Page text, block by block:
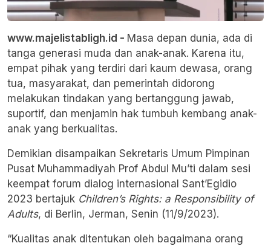
www.majelistabligh.id - Masa depan dunia, ada di
tanga generasi muda dan anak-anak. Karena itu,
empat pihak yang terdiri dari kaum dewasa, orang
tua, masyarakat, dan pemerintah didorong
melakukan tindakan yang bertanggung jawab,
suportif, dan menjamin hak tumbuh kembang anak-
anak yang berkualitas.
Demikian disampaikan Sekretaris Umum Pimpinan
Pusat Muhammadiyah Prof Abdul Mu’ti dalam sesi
keempat forum dialog internasional Sant’Egidio
2023 bertajuk Children’s Rights: a Responsibility of
Adults, di Berlin, Jerman, Senin (11/9/2023).
“Kualitas anak ditentukan oleh bagaimana orang